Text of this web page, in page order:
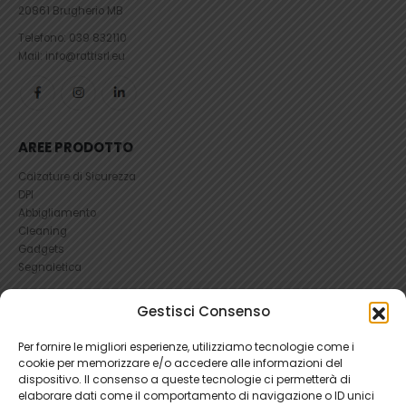
Gestisci Consenso
Per fornire le migliori esperienze, utilizziamo tecnologie come i
cookie per memorizzare e/o accedere alle informazioni del
dispositivo. Il consenso a queste tecnologie ci permetterà di
elaborare dati come il comportamento di navigazione o ID unici
20861 Brugherio MB
Telefono: 039 832110
Mail: info@rattisrl.eu
AREE PRODOTTO
Calzature di Sicurezza
DPI
Abbigliamento
Cleaning
Gadgets
Segnaletica
RICHIEDI UN RESO
Condizioni e Resi
FAQ Antinfortunistica
Richiesta Reso